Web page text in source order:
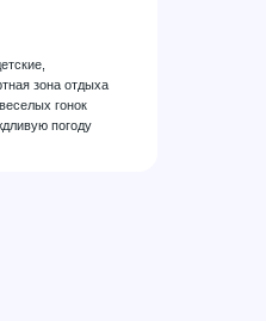
зона отдыха
гонок
погоду